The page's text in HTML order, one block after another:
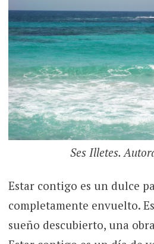
Ses Illetes.
Estar contigo es un dulce
completamente envuelto.
sueño descubierto, una